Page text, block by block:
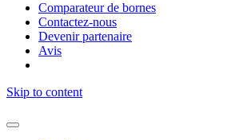
Comparateur de bornes
Contactez-nous
Devenir partenaire
Avis
Skip to content